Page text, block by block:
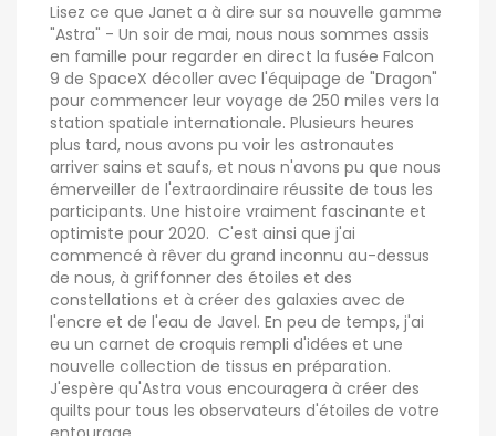
Lisez ce que Janet a à dire sur sa nouvelle gamme
"Astra" - Un soir de mai, nous nous sommes assis
en famille pour regarder en direct la fusée Falcon
9 de SpaceX décoller avec l'équipage de "Dragon"
pour commencer leur voyage de 250 miles vers la
station spatiale internationale. Plusieurs heures
plus tard, nous avons pu voir les astronautes
arriver sains et saufs, et nous n'avons pu que nous
émerveiller de l'extraordinaire réussite de tous les
participants. Une histoire vraiment fascinante et
optimiste pour 2020. C'est ainsi que j'ai
commencé à rêver du grand inconnu au-dessus
de nous, à griffonner des étoiles et des
constellations et à créer des galaxies avec de
l'encre et de l'eau de Javel. En peu de temps, j'ai
eu un carnet de croquis rempli d'idées et une
nouvelle collection de tissus en préparation.
J'espère qu'Astra vous encouragera à créer des
quilts pour tous les observateurs d'étoiles de votre